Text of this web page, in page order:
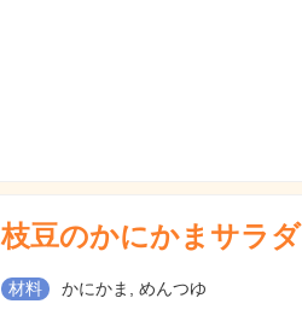
枝豆のかにかまサラダ
材料 かにかま, めんつゆ